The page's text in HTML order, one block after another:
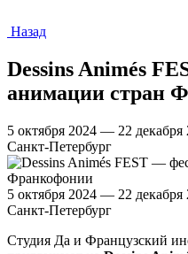
Назад
Dessins Animés
анимации стран
5 октября 2024 — 22 декабря
Санкт-Петербург
5 октября 2024 — 22 декабря
Санкт-Петербург
Студия Да и Французский